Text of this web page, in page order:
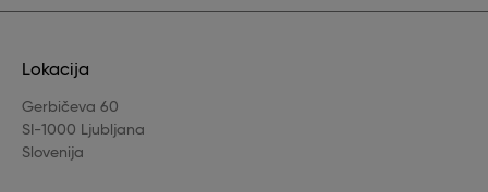
Lokacija
Gerbičeva 60
SI-1000 Ljubljana
Slovenija